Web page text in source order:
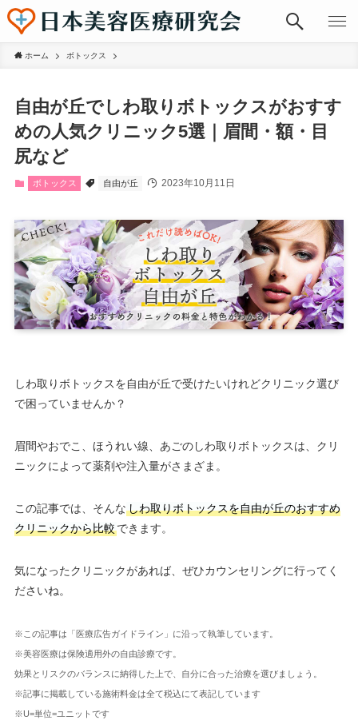
ホーム ボトックス
自由が丘でしわ取りボトックスがおすす
めの人気クリニック5選｜眉間・額・目
尻など
ボトックス 自由が丘 2023年10月11日
しわ取りボトックスを自由が丘で受けたいけれどクリニック選び
で困っていませんか？
眉間やおでこ、ほうれい線、あごのしわ取りボトックスは、クリ
ニックによって薬剤や注入量がさまざま。
この記事では、そんなしわ取りボトックスを自由が丘のおすすめ
クリニックから比較できます。
気になったクリニックがあれば、ぜひカウンセリングに行ってく
ださいね。
※この記事は「医療広告ガイドライン」に沿って執筆しています。
※美容医療は保険適用外の自由診療です。
効果とリスクのバランスに納得した上で、自分に合った治療を選びましょう。
※記事に掲載している施術料金は全て税込にて表記しています
※U=単位=ユニットです